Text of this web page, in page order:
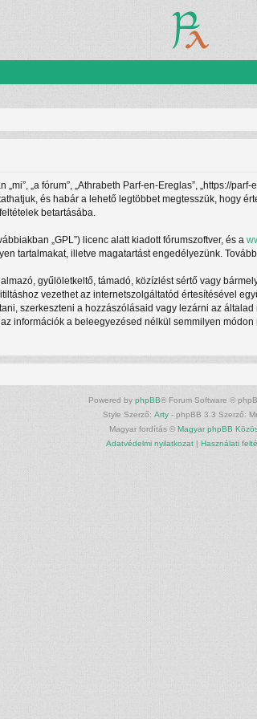
„a fórum”, „Athrabeth Parf-en-Ereglas”, „https://
és habár a lehető legtöbbet megtesszük, hogy
betartásába.
„GPL”) licenc alatt kiadott fórumszoftver, és a
tartalmakat, illetve magatartást engedélyezünk.
gyűlöletkeltő, támadó, közízlést sértő vagy
vezethet az internetszolgáltatód értesítésével
szerkeszteni a hozzászólásaid vagy lezárni az
információk a beleegyezésed nélkül semmilyen
Powered by phpBB® Forum Software ©
Style Szerző: Arty - phpBB 3.3 Szerző:
Magyar fordítás © Magyar phpBB
Adatvédelmi nyilatkozat| Használati